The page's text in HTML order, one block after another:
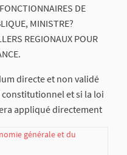
DE
MINISTRE?
REGIONAUX POUR
directe et non validé
et si la loi
appliqué directement
générale et du